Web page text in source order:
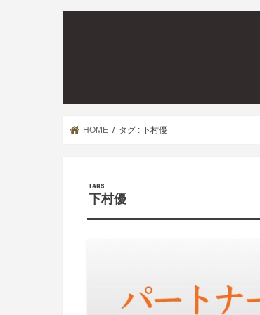
HOME タグ : 下村優
下村優